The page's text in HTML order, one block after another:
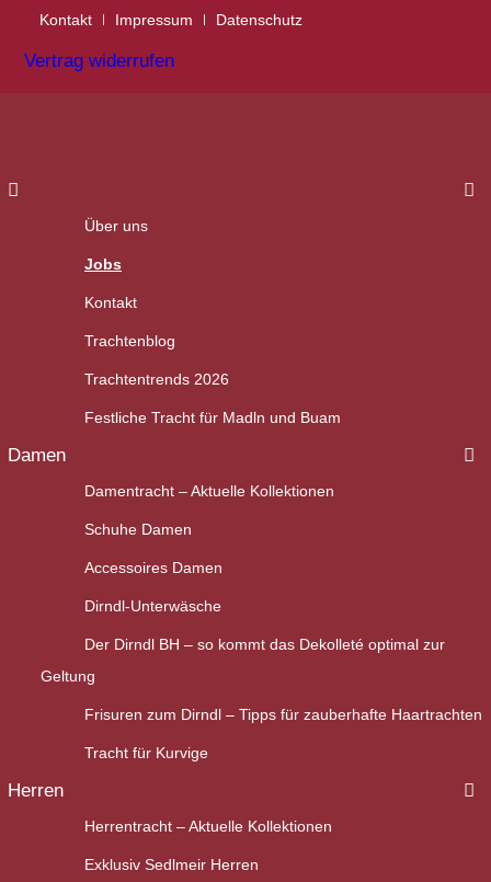
Kontakt Impressum Datenschutz
Vertrag widerrufen
Über uns
Jobs
Kontakt
Trachtenblog
Trachtentrends 2026
Festliche Tracht für Madln und Buam
Damen
Damentracht – Aktuelle Kollektionen
Schuhe Damen
Accessoires Damen
Dirndl-Unterwäsche
Der Dirndl BH – so kommt das Dekolleté optimal zur
Geltung
Frisuren zum Dirndl – Tipps für zauberhafte Haartrachten
Tracht für Kurvige
Herren
Herrentracht – Aktuelle Kollektionen
Exklusiv Sedlmeir Herren